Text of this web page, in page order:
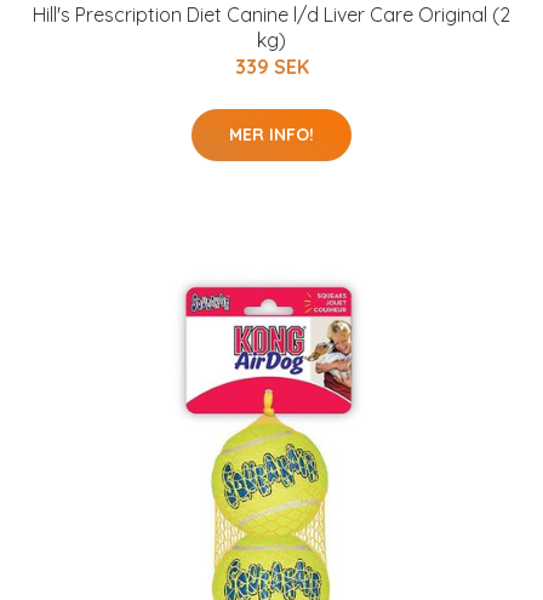
Hill's Prescription Diet Canine l/d Liver Care Original (2
kg)
339 SEK
MER INFO!